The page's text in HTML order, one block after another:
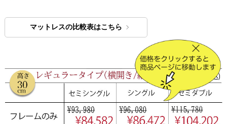
マットレスの比較表はこちら